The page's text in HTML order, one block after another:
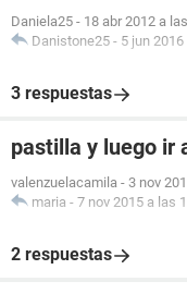
Daniela25 - 18 abr 2012 a
Danistone25 - 5 jun
3 respuestas
pastilla y luego ir
valenzuelacamila - 3 nov
maria - 7 nov 2015 a las
2 respuestas